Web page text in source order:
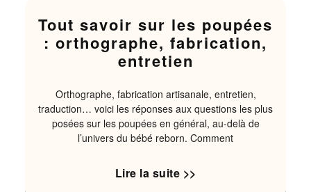
Tout savoir sur les poupées
: orthographe, fabrication,
entretien
Orthographe, fabrication artisanale, entretien,
traduction… voici les réponses aux questions les plus
posées sur les poupées en général, au-delà de
l’univers du bébé reborn. Comment
Lire la suite >>